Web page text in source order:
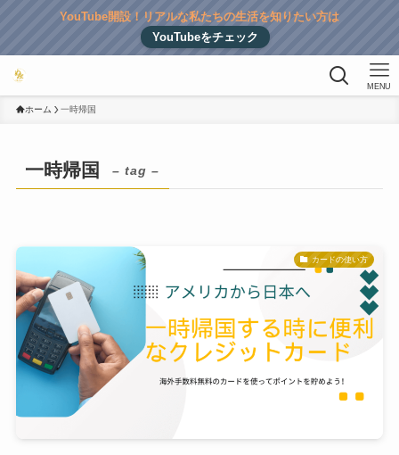
YouTube開設！リアルな私たちの生活を知りたい方は
YouTubeをチェック
MENU
ホーム 一時帰国
一時帰国 – tag –
カードの使い方